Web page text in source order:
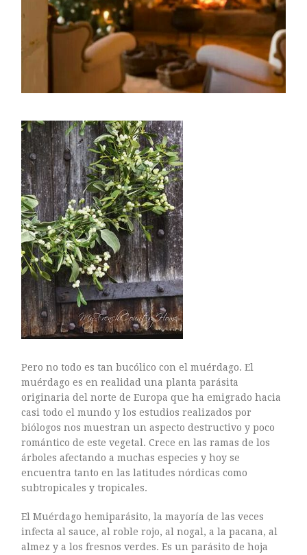
ASTILBE, EL SUEÑO DE UNA NOVIA
RANUNCULOS, FRANCESILLAS …
CALA: LA FLOR DEL AGUA
RANUNCULOS, FRANCESILLAS …
Pero no todo es tan bucólico con el muérdago. El
muérdago es en realidad una planta parásita
originaria del norte de Europa que ha emigrado hacia
casi todo el mundo y los estudios realizados por
biólogos nos muestran un aspecto destructivo y poco
romántico de este vegetal. Crece en las ramas de los
árboles afectando a muchas especies y hoy se
encuentra tanto en las latitudes nórdicas como
subtropicales y tropicales.
El Muérdago hemiparásito, la mayoría de las veces
infecta al sauce, al roble rojo, al nogal, a la pacana, al
almez y a los fresnos verdes. Es un parásito de hoja